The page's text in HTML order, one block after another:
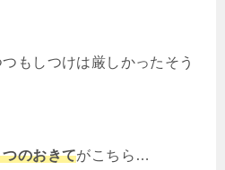
もしつけは厳しかったそう
つのおきてがこちら…